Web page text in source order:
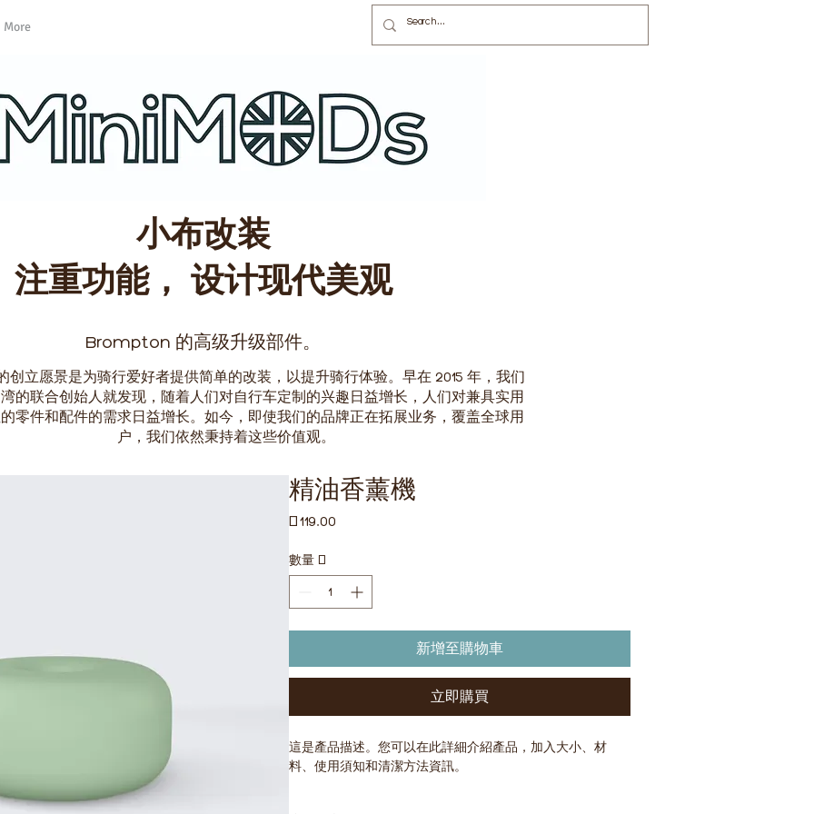
More
小布改装
​注重功能， 设计现代美观
Brompton 的高级升级部件。
创立愿景是为骑行爱好者提供简单的改装，以提升骑行体验。早在 2015 年，我们
的联合创始人就发现，随着人们对自行车定制的兴趣日益增长，人们对兼具实用
零件和配件的需求日益增长。如今，即使我们的品牌正在拓展业务，覆盖全球用
户，我们依然秉持着这些价值观。
精油香薰機
£119.00
數量 *
新增至購物車
立即購買
這是產品描述。您可以在此詳細介紹產品，加入大小、材
料、使用須知和清潔方法資訊。